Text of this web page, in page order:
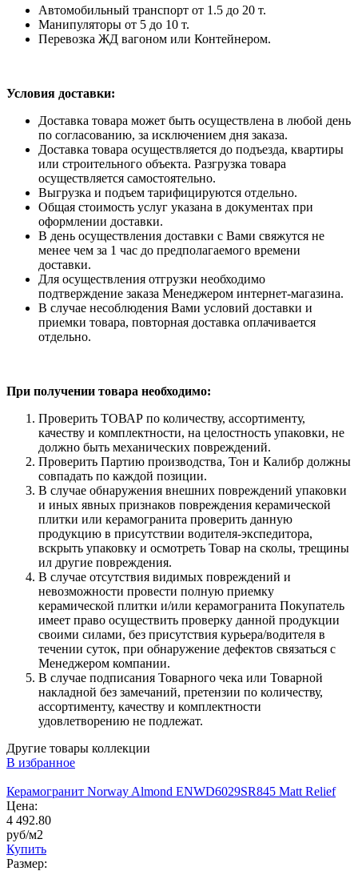
Автомобильный транспорт от 1.5 до 20 т.
Манипуляторы от 5 до 10 т.
Перевозка ЖД вагоном или Контейнером.
Условия доставки:
Доставка товара может быть осуществлена в любой день
по согласованию, за исключением дня заказа.
Доставка товара осуществляется до подъезда, квартиры
или строительного объекта. Разгрузка товара
осуществляется самостоятельно.
Выгрузка и подъем тарифицируются отдельно.
Общая стоимость услуг указана в документах при
оформлении доставки.
В день осуществления доставки с Вами свяжутся не
менее чем за 1 час до предполагаемого времени
доставки.
Для осуществления отгрузки необходимо
подтверждение заказа Менеджером интернет-магазина.
В случае несоблюдения Вами условий доставки и
приемки товара, повторная доставка оплачивается
отдельно.
При получении товара необходимо:
Проверить ТОВАР по количеству, ассортименту,
качеству и комплектности, на целостность упаковки, не
должно быть механических повреждений.
Проверить Партию производства, Тон и Калибр должны
совпадать по каждой позиции.
В случае обнаружения внешних повреждений упаковки
и иных явных признаков повреждения керамической
плитки или керамогранита проверить данную
продукцию в присутствии водителя-экспедитора,
вскрыть упаковку и осмотреть Товар на сколы, трещины
ил другие повреждения.
В случае отсутствия видимых повреждений и
невозможности провести полную приемку
керамической плитки и/или керамогранита Покупатель
имеет право осуществить проверку данной продукции
своими силами, без присутствия курьера/водителя в
течении суток, при обнаружение дефектов связаться с
Менеджером компании.
В случае подписания Товарного чека или Товарной
накладной без замечаний, претензии по количеству,
ассортименту, качеству и комплектности
удовлетворению не подлежат.
Другие товары коллекции
В избранное
Керамогранит Norway Almond ENWD6029SR845 Matt Relief
Цена:
4 492.80
руб/м2
Купить
Размер: